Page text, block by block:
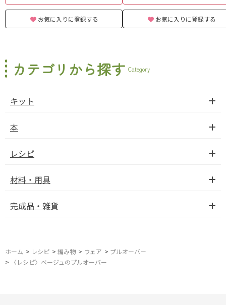
お気に入りに登録する お気に入りに登録する
カテゴリから探す Category
キット
本
レシピ
材料・用具
完成品・雑貨
ホーム > レシピ > 編み物 > ウェア > プルオーバー
>
〈レシピ〉ベージュのプルオーバー